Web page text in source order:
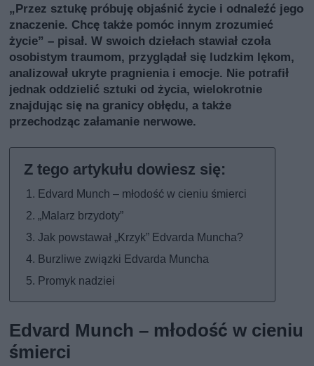
„Przez sztukę próbuję objaśnić życie i odnaleźć jego
znaczenie. Chcę także pomóc innym zrozumieć
życie” – pisał. W swoich dziełach stawiał czoła
osobistym traumom, przyglądał się ludzkim lękom,
analizował ukryte pragnienia i emocje. Nie potrafił
jednak oddzielić sztuki od życia, wielokrotnie
znajdując się na granicy obłędu, a także
przechodząc załamanie nerwowe.
Edvard Munch – młodość w cieniu śmierci
„Malarz brzydoty”
Jak powstawał „Krzyk” Edvarda Muncha?
Burzliwe związki Edvarda Muncha
Promyk nadziei
Edvard Munch – młodość w cieniu
śmierci